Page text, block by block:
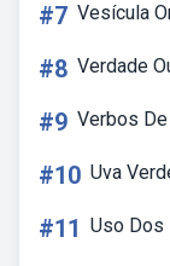
#7 Vesícula
#8 Verdade
#9 Verbos
#10 Uva
#11 Uso Dos